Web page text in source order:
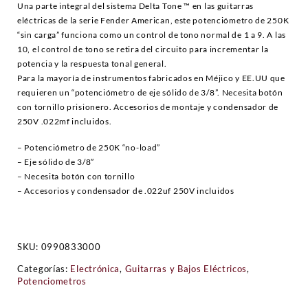
Una parte integral del sistema Delta Tone ™ en las guitarras
eléctricas de la serie Fender American, este potenciómetro de 250K
“sin carga” funciona como un control de tono normal de 1 a 9. A las
10, el control de tono se retira del circuito para incrementar la
potencia y la respuesta tonal general.
Para la mayoría de instrumentos fabricados en Méjico y EE.UU que
requieren un “potenciómetro de eje sólido de 3/8”. Necesita botón
con tornillo prisionero. Accesorios de montaje y condensador de
250V .022mf incluidos.
– Potenciómetro de 250K “no-load”
– Eje sólido de 3/8″
– Necesita botón con tornillo
– Accesorios y condensador de .022uf 250V incluidos
SKU: 0990833000
Categorías: Electrónica, Guitarras y Bajos Eléctricos,
Potenciometros